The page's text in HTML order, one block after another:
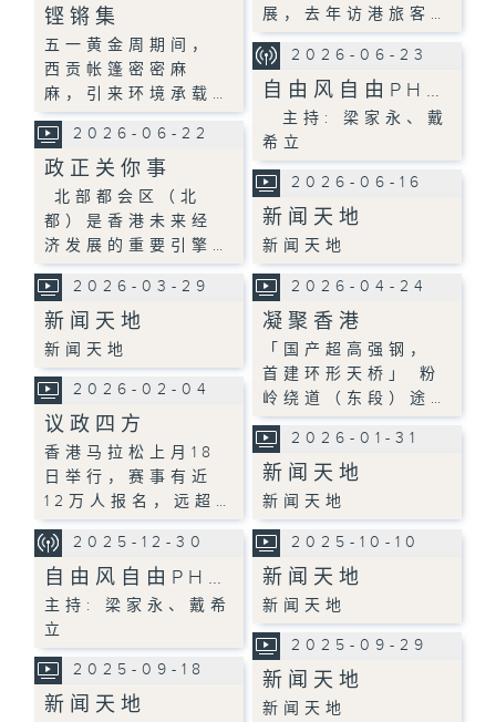
展，去年访港旅客…
铿锵集
五一黄金周期间，
西贡帐篷密密麻
麻，引来环境承载…
2026-06-23
自由风自由PH…
主持: 梁家永、戴
希立
2026-06-22
政正关你事
北部都会区（北
都）是香港未来经
济发展的重要引擎…
2026-06-16
新闻天地
新闻天地
2026-04-24
凝聚香港
「国产超高强钢，
首建环形天桥」 粉
岭绕道（东段）途…
2026-03-29
新闻天地
新闻天地
2026-02-04
议政四方
香港马拉松上月18
日举行，赛事有近
12万人报名，远超…
2026-01-31
新闻天地
新闻天地
2025-12-30
自由风自由PH…
主持: 梁家永、戴希
立
2025-10-10
新闻天地
新闻天地
2025-09-29
新闻天地
新闻天地
2025-09-18
新闻天地